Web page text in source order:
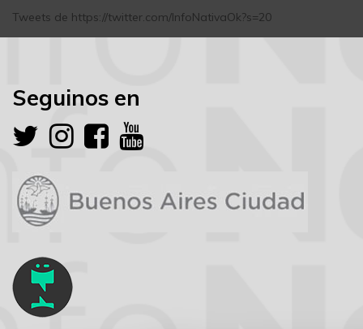
Tweets de https://twitter.com/InfoNativaOk?s=20
Seguinos en